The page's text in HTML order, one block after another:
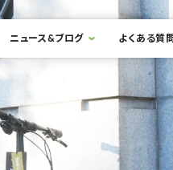
ニュース&ブログ よくある質問